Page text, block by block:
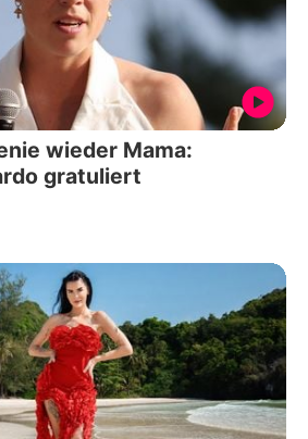
wieder Mama:
gratuliert